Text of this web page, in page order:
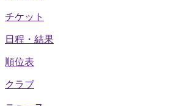
チケット
日程・結果
順位表
クラブ